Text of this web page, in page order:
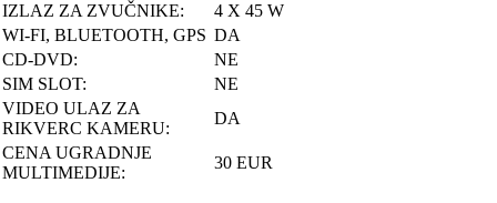
IZLAZ ZA ZVUČNIKE:
4 X 45 W
WI-FI, BLUETOOTH, GPS DA
CD-DVD:
NE
SIM SLOT:
NE
VIDEO ULAZ ZA
RIKVERC KAMERU:
DA
CENA UGRADNJE
MULTIMEDIJE:
30 EUR